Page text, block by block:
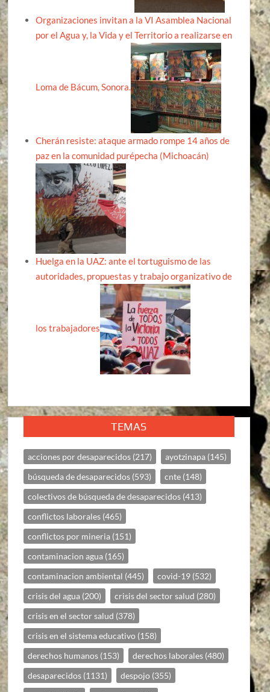
Organizaciones invitan a la VI Asamblea Nacional
por el Agua y, la Vida y el Territorio a realizarse en
Loma de Bácum, Sonora.
Cherán resiste: ataque armado rompe 14 años de
paz en la comunidad purépecha (Michoacán)
Huelga en la UAZ: ante el tortuguismo de las
autoridades, propuestas y trabajo organizativo de
los trabajadores
TEMAS
acciones por desaparecidos (217) ayotzinapa (145)
búsqueda de desaparecidos (593) cnte (148)
colectivos de búsqueda de desaparecidos (413)
conflictos laborales (465)
conflictos por mineria (151)
contaminacion agua (165)
contaminacion ambiental (445) covid-19 (532)
crisis del agua (200) crisis del sector salud (280)
crisis en el sector salud (378)
crisis en el sistema educativo (158)
derechos humanos (153) derechos laborales (480)
desaparecidos (1131) despojo (355)